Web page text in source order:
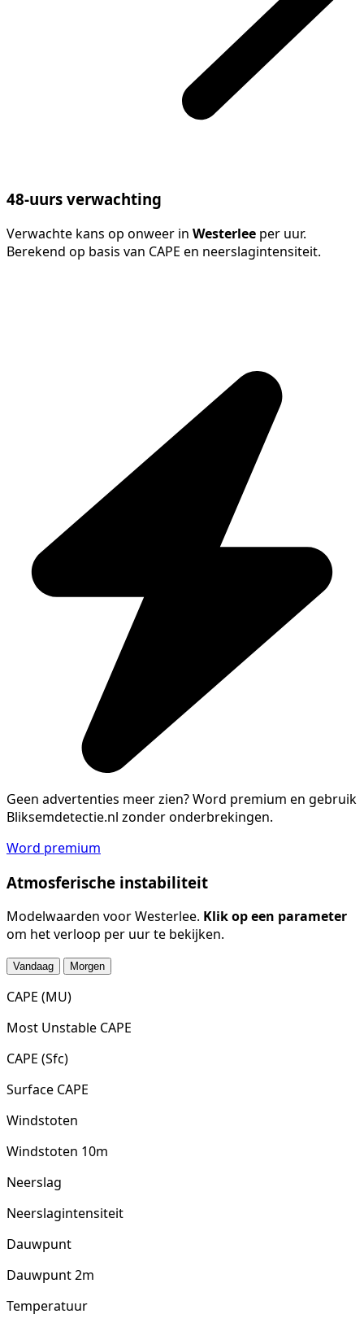
48-uurs verwachting
Verwachte kans op onweer in Westerlee per uur.
Berekend op basis van CAPE en neerslagintensiteit.
Geen advertenties meer zien?Word premium en gebruik
Bliksemdetectie.nl zonder onderbrekingen.
Word premium
Atmosferische instabiliteit
Modelwaarden voor Westerlee. Klik op een parameter
om het verloop per uur te bekijken.
Vandaag Morgen
CAPE (MU)
Most Unstable CAPE
CAPE (Sfc)
Surface CAPE
Windstoten
Windstoten 10m
Neerslag
Neerslagintensiteit
Dauwpunt
Dauwpunt 2m
Temperatuur